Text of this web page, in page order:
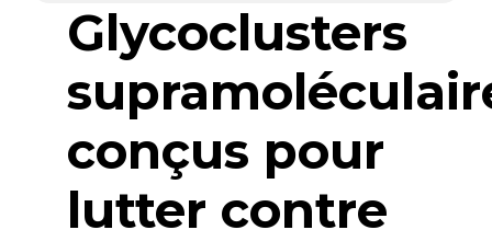
Glycoclusters
conçus pour
lutter contre